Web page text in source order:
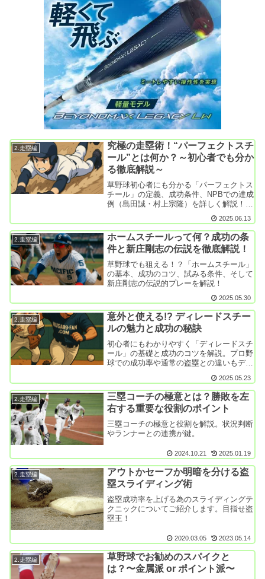
2.走塁編
究極の走塁術！“パーフェクトスチ
ール”とは何か？～初心者でも分か
る徹底解説～
草野球初心者にも分かる「パーフェクトス
チール」の定義、成功条件、NPBでの達成
例（島田誠・村上宗隆）を詳しく解説！動
2025.06.13
2.走塁編
ホームスチールって何？成功の条
件と新庄剛志の伝説を徹底解説！
草野球でも狙える！？「ホームスチール」
の基本、成功のコツ、試みる条件、そして
新庄剛志の伝説的プレーを解説！
2025.05.30
2.走塁編
意外と使える!? ディレードスチー
ルの魅力と成功の秘訣
初心者にもわかりやすく「ディレードスチ
ール」の基礎と成功のコツを解説。プロ野
球での成功率や通常の盗塁との違いもデー
内容です。
2025.05.23
2.走塁編
三塁コーチの極意とは？勝敗を左
右する重要な役割のポイント
三塁コーチの極意と役割を解説。状況判断
やランナーとの連携が鍵。
2024.10.21 2025.01.19
2.走塁編
アウトかセーフか明暗を分ける盗
塁スライディング術
盗塁成功率を上げる為のスライディングテ
クニックについてご紹介します。目指せ盗
塁王！
2020.03.05 2023.05.14
2.走塁編
草野球でお勧めのスパイクと
は？〜金属派 or ポイント派〜